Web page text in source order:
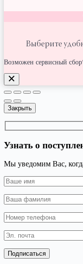
Выберите
Возможен сервисный
Закрыть
Узнать о
Мы уведомим Вас,